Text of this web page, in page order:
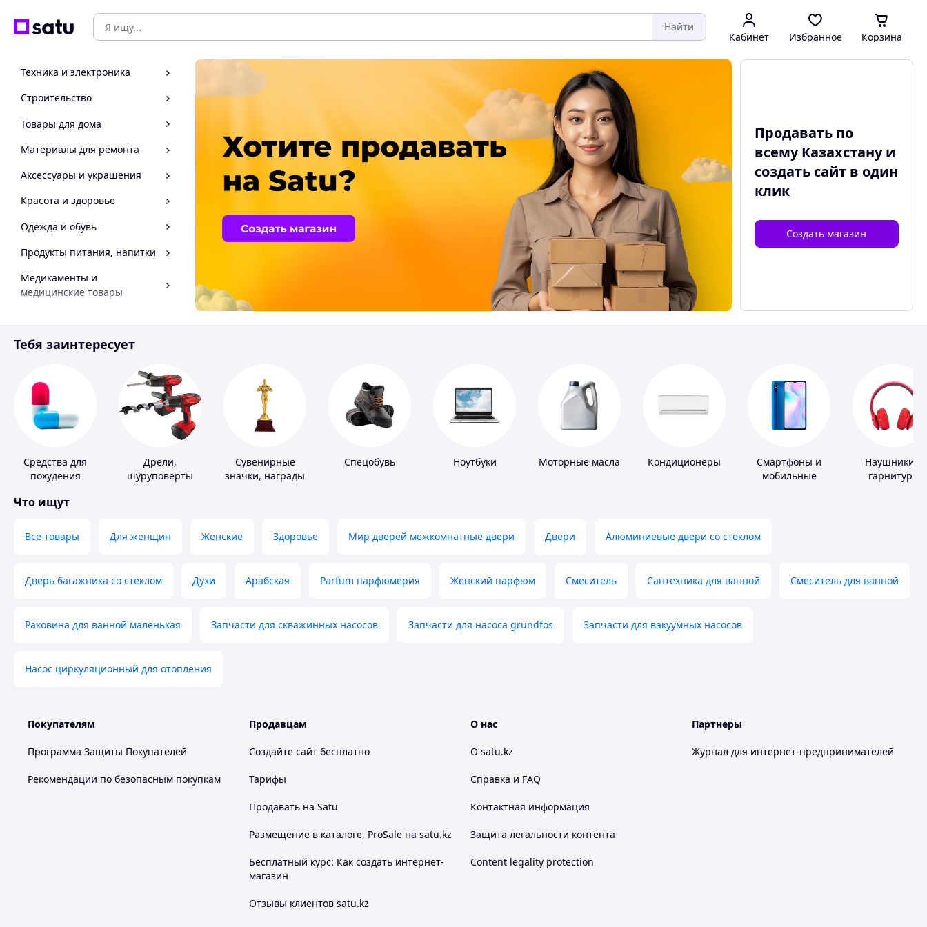
Найти
Кабинет Избранное Корзина
Техника и электроника
Строительство
Товары для дома
Материалы для ремонта
Аксессуары и украшения
Красота и здоровье
Одежда и обувь
Продукты питания, напитки
Медикаменты и
медицинские товары
Инструмент
Продавать по
всему Казахстану и
создать сайтв один
клик
Создать магазин
Тебя заинтересует
Средства для
похудения
Дрели,
шуруповерты
Сувенирные
значки, награды
Спецобувь Ноутбуки Моторные масла Кондиционеры
Смартфоны и
мобильные
Наушники и
гарнитуры
Что ищут
Все товары Для женщин Женские Здоровье Мир дверей межкомнатные двери Двери Алюминиевые двери со стеклом
Дверь багажника со стеклом Духи Арабская Parfum парфюмерия Женский парфюм Смеситель Сантехника для ванной Смеситель для ванной
Раковина для ванной маленькая Запчасти для скважинных насосов Запчасти для насоса grundfos Запчасти для вакуумных насосов
Насос циркуляционный для отопления
Покупателям
Программа Защиты Покупателей
Рекомендации по безопасным покупкам
Продавцам
Создайте сайт бесплатно
Тарифы
Продавать на Satu
Размещение в каталоге, ProSale на satu.kz
Бесплатный курс: Как создать интернет-
магазин
Отзывы клиентов satu.kz
О нас
О satu.kz
Справка и FAQ
Контактная информация
Защита легальности контента
Content legality protection
Партнеры
Журнал для интернет-предпринимателей